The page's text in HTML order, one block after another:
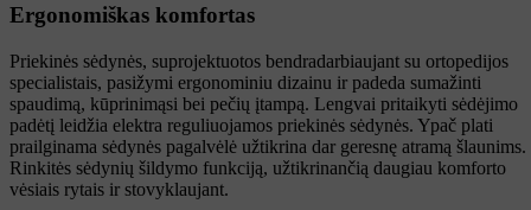
Ergonomiškas komfortas
Priekinės sėdynės, suprojektuotos bendradarbiaujant su ortopedijos
specialistais, pasižymi ergonominiu dizainu ir padeda sumažinti
spaudimą, kūprinimąsi bei pečių įtampą. Lengvai pritaikyti sėdėjimo
padėtį leidžia elektra reguliuojamos priekinės sėdynės. Ypač plati
prailginama sėdynės pagalvėlė užtikrina dar geresnę atramą šlaunims.
Rinkitės sėdynių šildymo funkciją, užtikrinančią daugiau komforto
vėsiais rytais ir stovyklaujant.